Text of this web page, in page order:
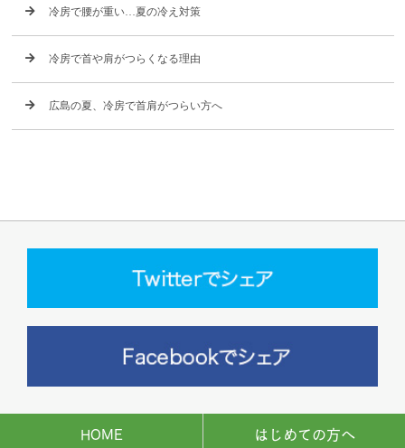
冷房で腰が重い…夏の冷え対策
冷房で首や肩がつらくなる理由
広島の夏、冷房で首肩がつらい方へ
HOME はじめての方へ